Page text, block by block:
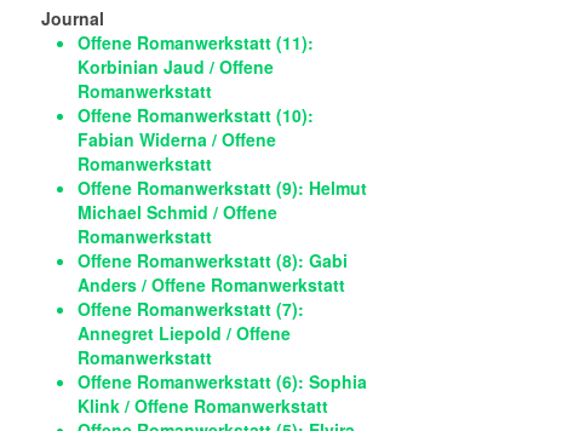
Journal
Offene Romanwerkstatt (11):
Korbinian Jaud / Offene
Romanwerkstatt
Offene Romanwerkstatt (10):
Fabian Widerna / Offene
Romanwerkstatt
Offene Romanwerkstatt (9): Helmut
Michael Schmid / Offene
Romanwerkstatt
Offene Romanwerkstatt (8): Gabi
Anders / Offene Romanwerkstatt
Offene Romanwerkstatt (7):
Annegret Liepold / Offene
Romanwerkstatt
Offene Romanwerkstatt (6): Sophia
Klink / Offene Romanwerkstatt